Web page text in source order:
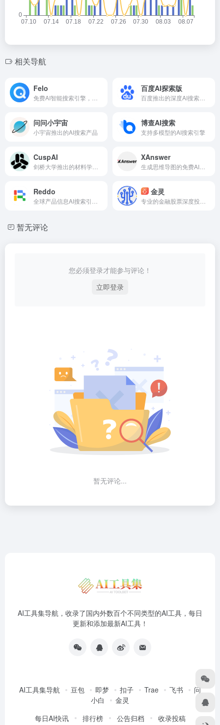
相关导航
Felo 百度AI探索版
问问小宇宙
小宇宙推出的AI搜索产品
博查AI搜索
支持多模型的AI搜索引擎
CuspAI XAnswer
Reddo 金灵
暂无评论
您必须登录才能参与评论！
立即登录
暂无评论...
AI工具集导航，收录了国内外数百个不同类型的AI工具，每日
更新和添加最新AI工具！
AI工具集导航 豆包 即梦 扣子 Trae 飞书
问
小白
金灵
每日AI快讯
排行榜 公告归档 收录投稿